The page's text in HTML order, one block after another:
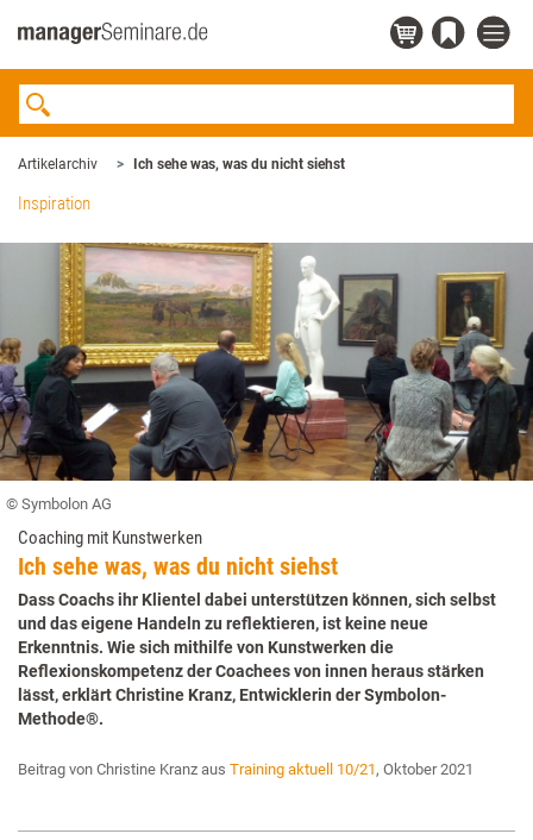
Artikelarchiv Ich sehe was, was du nicht siehst
Inspiration
© Symbolon AG
Coaching mit Kunstwerken
Ich sehe was, was du nicht siehst
Dass Coachs ihr Klientel dabei unterstützen können, sich selbst
und das eigene Handeln zu reflektieren, ist keine neue
Erkenntnis. Wie sich mithilfe von Kunstwerken die
Reflexionskompetenz der Coachees von innen heraus stärken
lässt, erklärt Christine Kranz, Entwicklerin der Symbolon-
Methode®.
Beitrag von Christine Kranz aus Training aktuell 10/21, Oktober 2021